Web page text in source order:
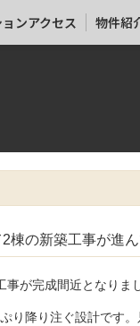
ンアクセス 物件紹
棟の新築工事が進
事が完成間近となりま
り降り注ぐ設計です